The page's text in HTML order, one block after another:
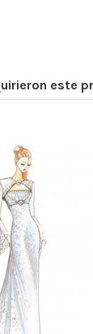
este